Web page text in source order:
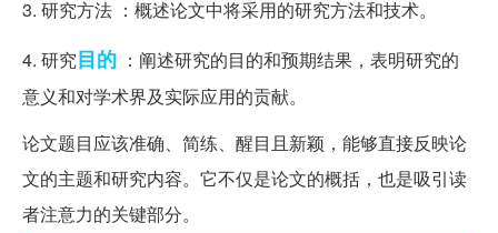
3. 研究方法 ：概述论文中将采用的研究方法和技术。
4. 研究目的 ：阐述研究的目的和预期结果，表明研究的
意义和对学术界及实际应用的贡献。
论文题目应该准确、简练、醒目且新颖，能够直接反映论
文的主题和研究内容。它不仅是论文的概括，也是吸引读
者注意力的关键部分。